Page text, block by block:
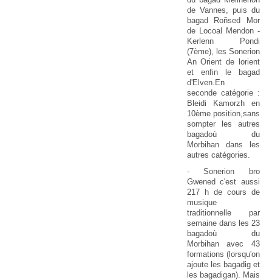
de Vannes, puis du
bagad Roñsed Mor
de Locoal Mendon -
Kerlenn Pondi
(7ème), les Sonerion
An Orient de lorient
et enfin le bagad
d'Elven.En
seconde catégorie :
Bleidi Kamorzh en
10ème position,sans
sompter les autres
bagadoù du
Morbihan dans les
autres catégories.
- Sonerion bro
Gwened c'est aussi
217 h de cours de
musique
traditionnelle par
semaine dans les 23
bagadoù du
Morbihan avec 43
formations (lorsqu'on
ajoute les bagadig et
les bagadigan). Mais